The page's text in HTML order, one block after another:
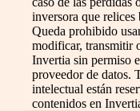
inversora que relices
Queda prohibido
modificar, transmitir
Invertia sin permiso
proveedor de datos.
intelectual están
contenidos en